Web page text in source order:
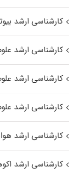
کارشناسی ارشد
کارشناسی ارشد
کارشناسی ارشد
کارشناسی ارشد
کارشناسی ارشد
کارشناسی ارشد